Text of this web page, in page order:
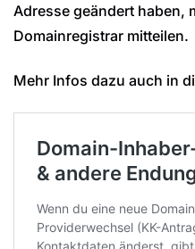
Adresse geändert haben,
Domainregistrar mitteilen.
Mehr Infos dazu auch in